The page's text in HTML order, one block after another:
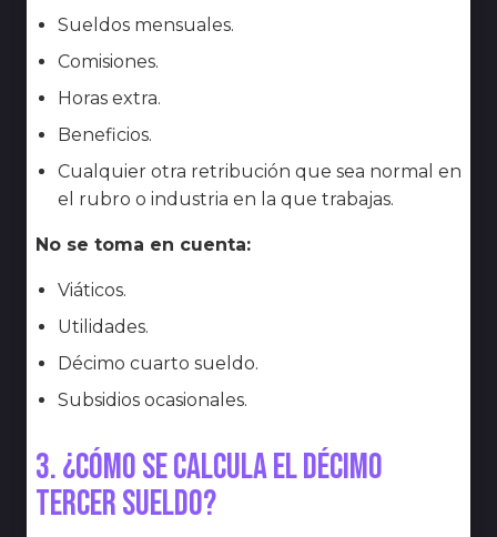
Sueldos mensuales.
Comisiones.
Horas extra.
Beneficios.
Cualquier otra retribución que sea normal en
el rubro o industria en la que trabajas.
No se toma en cuenta:
Viáticos.
Utilidades.
Décimo cuarto sueldo.
Subsidios ocasionales.
3. ¿Cómo se calcula el décimo
tercer sueldo?